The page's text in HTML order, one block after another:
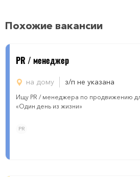
Похожие вакансии
PR / менеджер
на дому з/п не указана
Ищу PR / менеджера по продвижению
«Один день из жизни»
PR